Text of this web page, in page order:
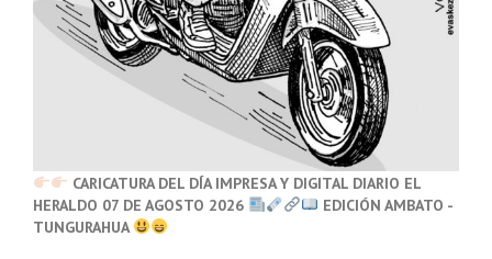
CARICATURA DEL DÍA IMPRESA Y DIGITAL DIARIO EL
HERALDO 07 DE AGOSTO 2026
EDICIÓN AMBATO -
TUNGURAHUA